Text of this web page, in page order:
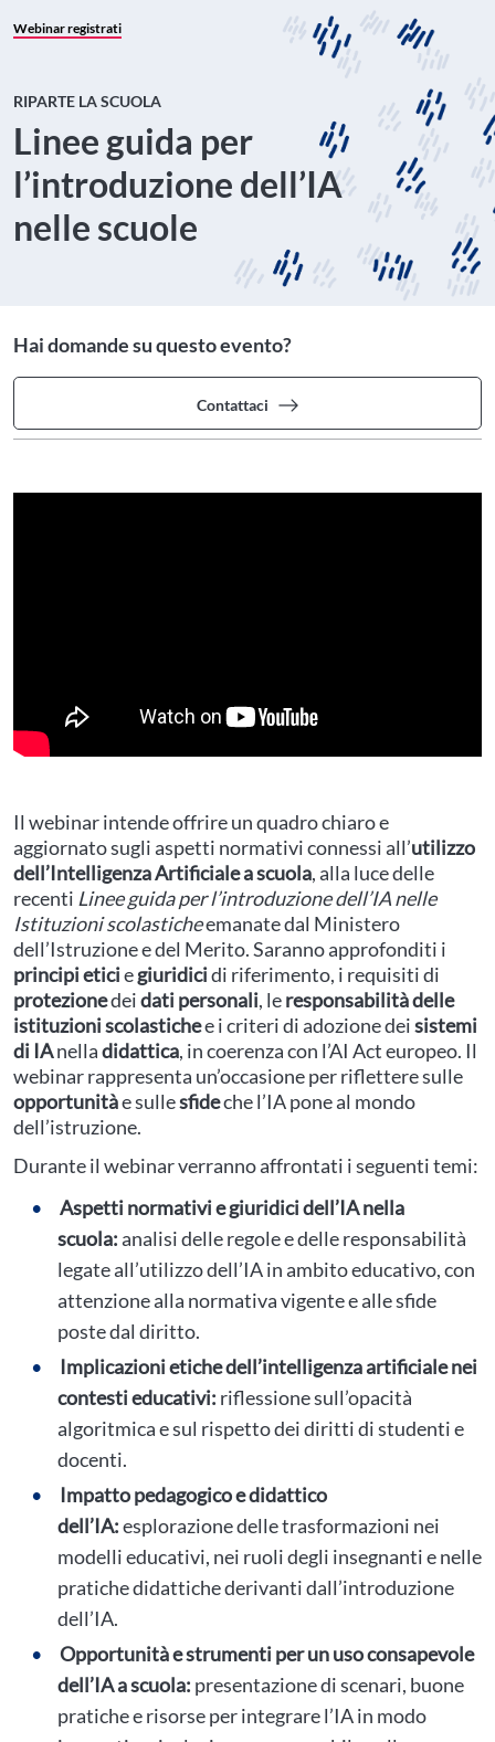
Webinar registrati
RIPARTE LA SCUOLA
Linee guida per
l’introduzione dell’IA
nelle scuole
Hai domande su questo evento?
Contattaci
Il webinar intende offrire un quadro chiaro e
aggiornato sugli aspetti normativi connessi all’utilizzo
dell’Intelligenza Artificiale a scuola, alla luce delle
recenti Linee guida per l’introduzione dell’IA nelle
Istituzioni scolasticheemanate dal Ministero
dell’Istruzione e del Merito. Saranno approfonditi i
principi eticiegiuridicidi riferimento, i requisiti di
protezionedeidati personali, leresponsabilità delle
istituzioni scolastichee i criteri di adozione deisistemi
di IAnelladidattica, in coerenza con l’AI Act europeo. Il
webinar rappresenta un’occasione per riflettere sulle
opportunitàe sullesfideche l’IA pone al mondo
dell’istruzione.
Durante il webinar verranno affrontati i seguenti temi:
Aspetti normativi e giuridici dell’IA nella
scuola:analisi delle regole e delle responsabilità
legate all’utilizzo dell’IA in ambito educativo, con
attenzione alla normativa vigente e alle sfide
poste dal diritto.
Implicazioni etiche dell’intelligenza artificiale nei
contesti educativi: riflessione sull’opacità
algoritmica e sul rispetto dei diritti di studenti e
docenti.
Impatto pedagogico e didattico
dell’IA:esplorazione delle trasformazioni nei
modelli educativi, nei ruoli degli insegnanti e nelle
pratiche didattiche derivanti dall’introduzione
dell’IA.
Opportunità e strumenti per un uso consapevole
dell’IA a scuola: presentazione di scenari, buone
pratiche e risorse per integrare l’IA in modo